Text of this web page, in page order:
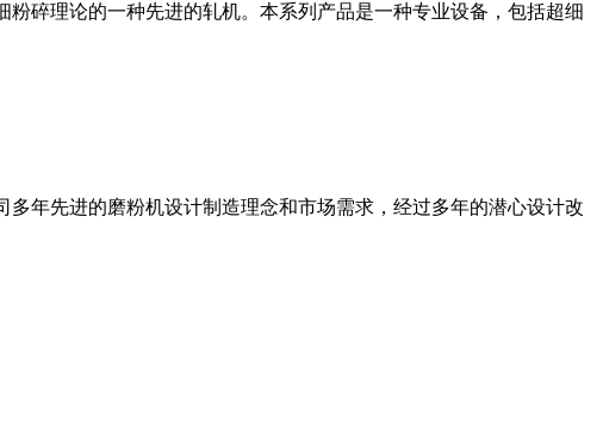
碎理论的一种先进的轧机。本系列产品是一种专业设备，包括超细
年先进的磨粉机设计制造理念和市场需求，经过多年的潜心设计改